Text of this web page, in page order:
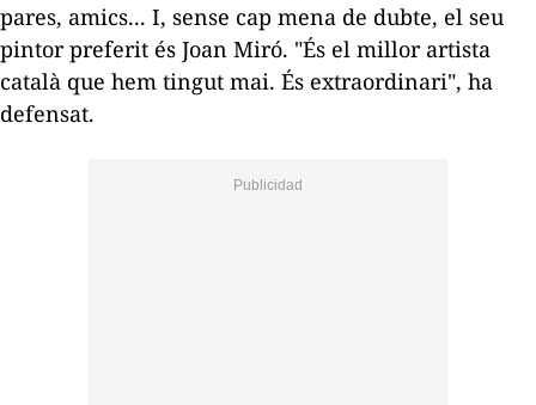
pares, amics... I, sense cap mena de dubte, el seu
pintor preferit és Joan Miró. "És el millor artista
català que hem tingut mai. És extraordinari", ha
defensat.